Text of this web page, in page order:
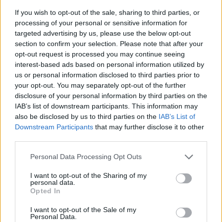
If you wish to opt-out of the sale, sharing to third parties, or
processing of your personal or sensitive information for
targeted advertising by us, please use the below opt-out
section to confirm your selection. Please note that after your
opt-out request is processed you may continue seeing
interest-based ads based on personal information utilized by
us or personal information disclosed to third parties prior to
your opt-out. You may separately opt-out of the further
disclosure of your personal information by third parties on the
IAB’s list of downstream participants. This information may
also be disclosed by us to third parties on the IAB’s List of
Downstream Participants that may further disclose it to other
Personal Data Processing Opt Outs
I want to opt-out of the Sharing of my
personal data.
Opted In
I want to opt-out of the Sale of my
Personal Data.
που βρίσκεται σήμερα η μνημειακή φλαμουριά,
πραγματοποιήθηκε η Β΄ Εθνική Συνέλευση των
Ελλήνων (Β’ Εθνοσυνέλευση Άστρους), τα πρακτικά
της οποίας υπεγράφησαν εντός του διδακτηρίου
της Σχολής από 128 Πληρεξουσίους, μεταξύ των
οποίων και ο Κολοκοτρώνης. Έτσι, το μνημειακό
δέντρο αποτελεί εμβληματικό μάρτυρα αυτής της
σημαντικής ιστορικής στιγμής της Ελληνικής
Επανάστασης.
Σύμφωνα με τον Καθηγητή Αρχαιολογίας κ.
αστρεινή παράδοση το γνωστό ως
«κολοκοτρωναίικο τραπέζι», που παρέθεσε ο
Κολοκοτρώνης στον πρίγκιπα Δ. Υψηλάντη στις 20